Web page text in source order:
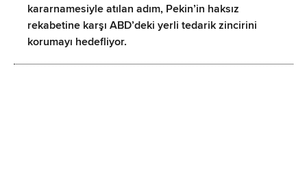
kararnamesiyle atılan adım, Pekin’in haksız
rekabetine karşı ABD’deki yerli tedarik zincirini
korumayı hedefliyor.